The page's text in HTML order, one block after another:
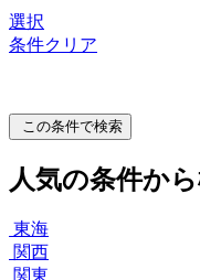
選択
条件クリア
この条件で検索
人気の条件か
東海
関西
関東